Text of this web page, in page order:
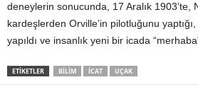
deneylerin sonucunda, 17 Aralık 1903’te,
kardeşlerden Orville’in pilotluğunu
yapıldı ve insanlık yeni bir icada
ETIKETLER BILIM İCAT UÇAK